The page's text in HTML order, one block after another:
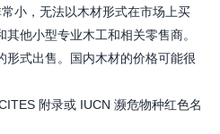
小，无法以木材形式在市场上买
他小型专业木工和相关零售商。
形式出售。国内木材的价格可能很
附录或 IUCN 濒危物种红色名